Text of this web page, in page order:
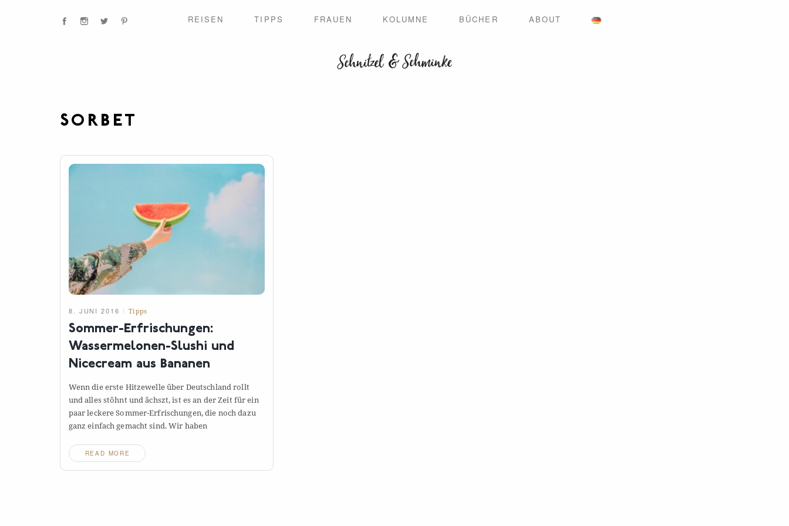
REISEN TIPPS FRAUEN KOLUMNE BÜCHER ABOUT
SORBET
8. JUNI 2016 Tipps
Sommer-Erfrischungen:
Wassermelonen-Slushi und
Nicecream aus Bananen
Wenn die erste Hitzewelle über Deutschland rollt
und alles stöhnt und ächszt, ist es an der Zeit für ein
paar leckere Sommer-Erfrischungen, die noch dazu
ganz einfach gemacht sind. Wir haben
READ MORE